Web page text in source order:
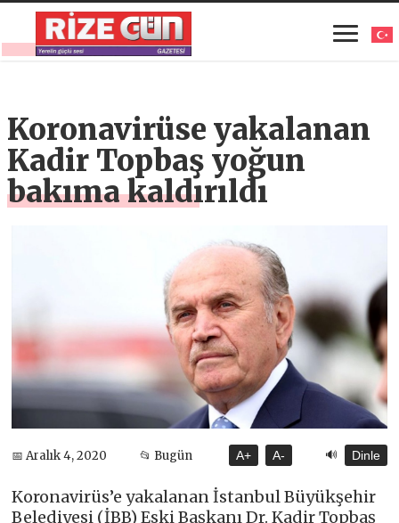
Koronavirüse yakalanan
Kadir Topbaş yoğun
bakıma kaldırıldı
📅 Aralık 4, 2020 📂 Bugün A+ A- 🔊 Dinle
Koronavirüs’e yakalanan İstanbul Büyükşehir
Belediyesi (İBB) Eski Başkanı Dr. Kadir Topbaş